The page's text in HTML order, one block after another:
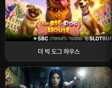
더 빅 도그 하우스